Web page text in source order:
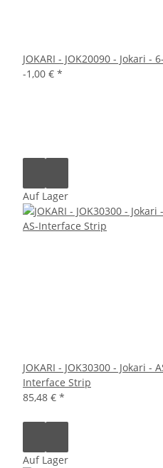
JOKARI - JOK20090 - Jokari -
-1,00 € *
Auf Lager
JOKARI - JOK30300 - Jokari -
Interface Strip
85,48 € *
Auf Lager